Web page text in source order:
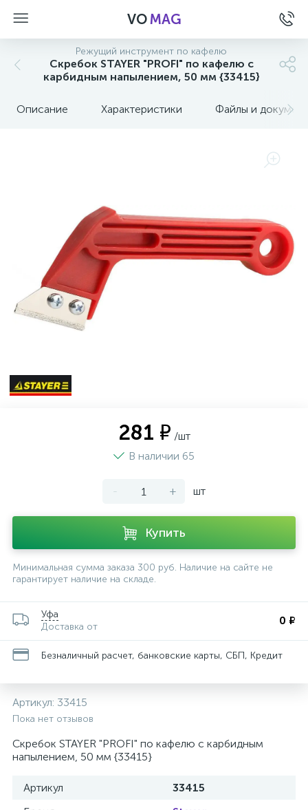
VOMAG
Режущий инструмент по кафелю
Скребок STAYER "PROFI" по кафелю с
карбидным напылением, 50 мм {33415}
Описание Характеристики Файлы и
281 ₽ /шт
В наличии 65
- + шт
Купить
Минимальная сумма заказа 300 руб. Наличие на сайте не
гарантирует наличие на складе.
Уфа
Доставка от
0 ₽
Безналичный расчет, банковские карты, СБП, Кредит
Артикул: 33415
Пока нет отзывов
Скребок STAYER "PROFI" по кафелю с карбидным
напылением, 50 мм {33415}
Артикул
33415